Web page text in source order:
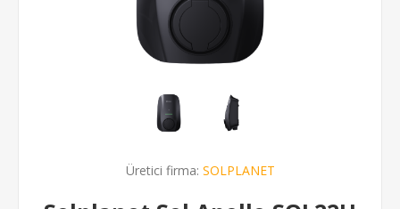
Üretici firma: SOLPLANET